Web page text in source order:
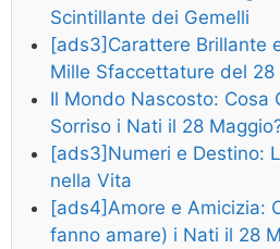
Scintillante dei Gemelli
[ads3]Carattere Brillante
Mille Sfaccettature del 28
Il Mondo Nascosto: Cosa
Sorriso i Nati il 28
[ads3]Numeri e Destino:
nella Vita
[ads4]Amore e Amicizia:
fanno amare) i Nati il 28